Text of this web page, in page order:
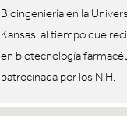
Bioingeniería en la
Kansas, al tiempo que
en biotecnología
patrocinada por los NIH.